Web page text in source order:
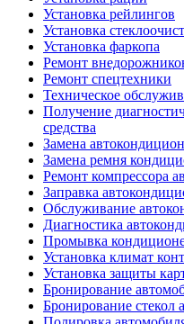
Установка рейлингов
Установка
Установка фаркопа
Ремонт
Ремонт спецтехники
Техническое
Получение
средства
Замена
Замена ремня
Ремонт компрессора
Заправка
Обслуживание
Диагностика
Промывка
Установка климат
Установка защиты
Бронирование
Бронирование стекол